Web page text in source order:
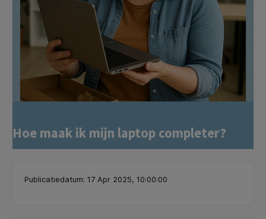
Hoe maak ik mijn laptop completer?
Publicatiedatum: 17 Apr 2025, 10:00:00